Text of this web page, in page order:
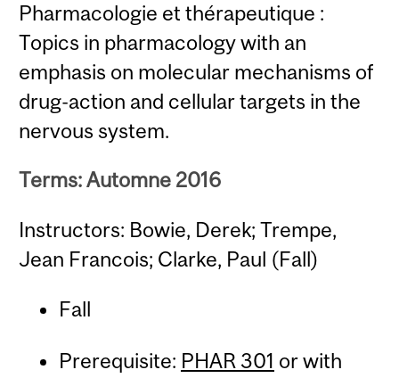
Pharmacologie et thérapeutique :
Topics in pharmacology with an
emphasis on molecular mechanisms of
drug-action and cellular targets in the
nervous system.
Terms: Automne 2016
Instructors: Bowie, Derek; Trempe,
Jean Francois; Clarke, Paul (Fall)
Fall
Prerequisite: PHAR 301 or with